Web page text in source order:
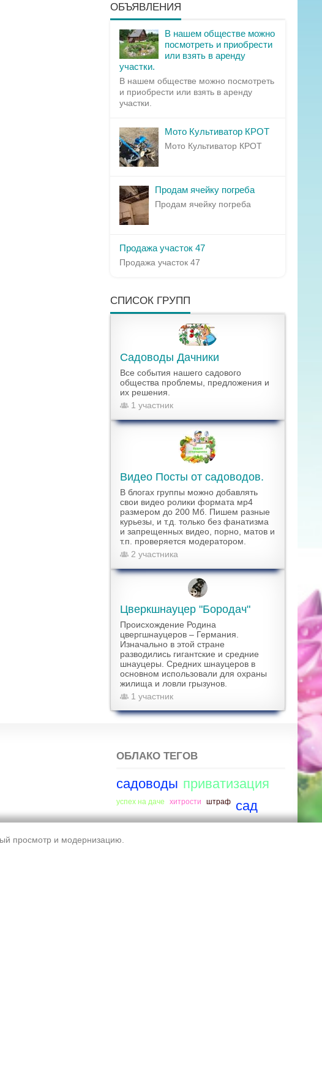
ОБЪЯВЛЕНИЯ
В нашем обществе можно
посмотреть и приобрести
или взять в аренду
участки.
В нашем обществе можно посмотреть
и приобрести или взять в аренду
участки.
Мото Культиватор КРОТ
Мото Культиватор КРОТ
Продам ячейку погреба
Продам ячейку погреба
Продажа участок 47
Продажа участок 47
СПИСОК ГРУПП
Садоводы Дачники
Все события нашего садового
общества проблемы, предложения и
их решения.
1 участник
Видео Посты от садоводов.
В блогах группы можно добавлять
свои видео ролики формата мр4
размером до 200 Мб. Пишем разные
курьезы, и т.д. только без фанатизма
и запрещенных видео, порно, матов и
т.п. проверяется модератором.
2 участника
Цверкшнауцер "Бородач"
Происхождение Родина
цвергшнауцеров – Германия.
Изначально в этой стране
разводились гигантские и средние
шнауцеры. Средних шнауцеров в
основном использовали для охраны
жилища и ловли грызунов.
1 участник
ОБЛАКО ТЕГОВ
садоводы приватизация
успех на даче хитрости штраф
сад
просмотр и модернизацию.